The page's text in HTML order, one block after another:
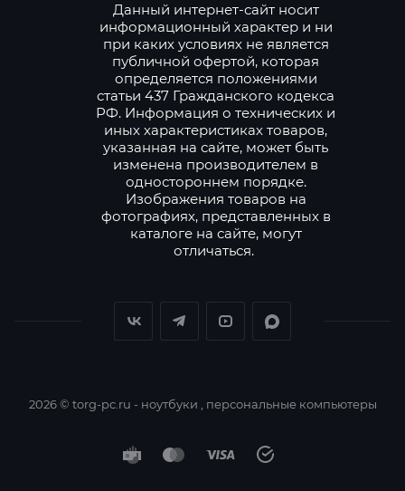
Данный интернет-сайт носит
информационный характер и ни
при каких условиях не является
публичной офертой, которая
определяется положениями
статьи 437 Гражданского кодекса
РФ. Информация о технических и
иных характеристиках товаров,
указанная на сайте, может быть
изменена производителем в
одностороннем порядке.
Изображения товаров на
фотографиях, представленных в
каталоге на сайте, могут
отличаться.
2026 © torg-pc.ru - ноутбуки , персональные компьютеры